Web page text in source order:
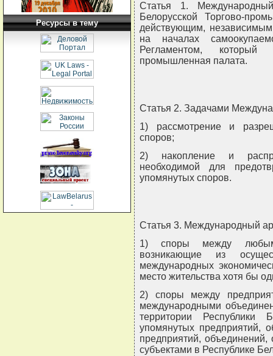
Ресурсы в тему
Статья 1.
Белорусской Торгово-
действующим,
на началах
Регламентом, который
промышленная палата.
Статья 2. Задачами
1) рассмотрение и
споров;
2) накопление и
необходимой для
упомянутых споров.
Статья 3. Международный
1) споры между
возникающие из
международных
место жительства хотя бы
2) споры между
международными
территории Республики
упомянутых предприятий,
предприятий, объединений,
субъектами в Республике